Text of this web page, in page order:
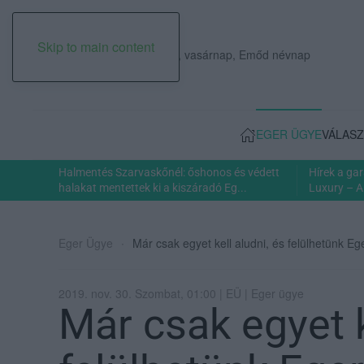
Skip to main content
2026. augusztus 09., vasárnap, Emőd névnap
EGER ÜGYE
Halmentés Szarvaskőnél: őshonos és védett
halakat mentettek ki a kiszáradó Eg...
Hírek a
Luxury –
Eger Ügye Már csak egyet kell aludni, és felülhetünk
2019. nov. 30. Szombat, 01:00 | EÜ | Eger ügye
Már csak egyet